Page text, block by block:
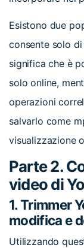
Esistono due
consente solo
significa che è
solo online,
operazioni
salvarlo come
visualizzazione
Parte 2.
video di
1. Trimmer
modifica e
Utilizzando